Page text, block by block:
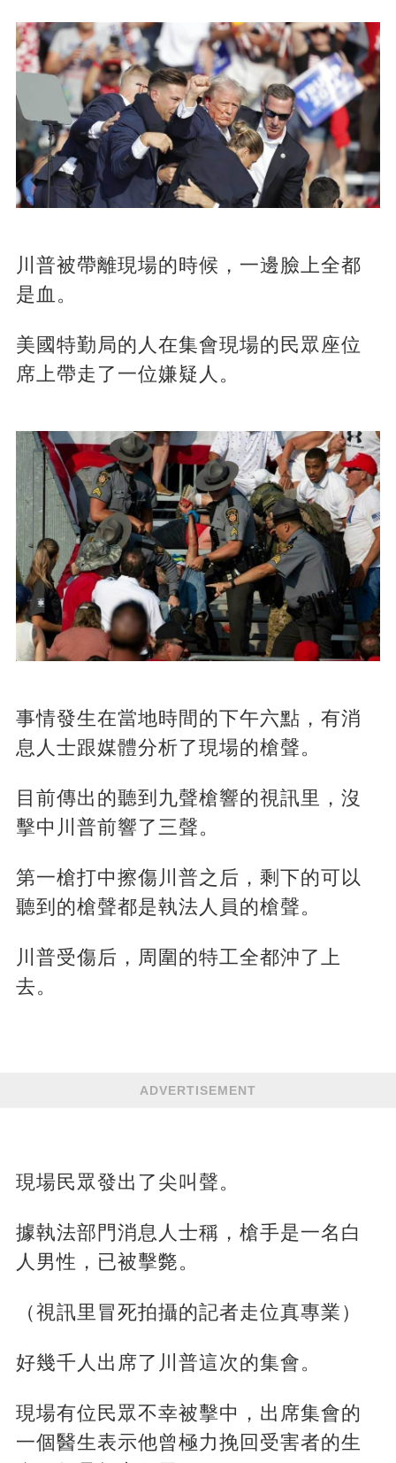
川普被帶離現場的時候，一邊臉上全都
是血。
美國特勤局的人在集會現場的民眾座位
席上帶走了一位嫌疑人。
事情發生在當地時間的下午六點，有消
息人士跟媒體分析了現場的槍聲。
目前傳出的聽到九聲槍響的視訊里，沒
擊中川普前響了三聲。
第一槍打中擦傷川普之后，剩下的可以
聽到的槍聲都是執法人員的槍聲。
川普受傷后，周圍的特工全都沖了上
去。
ADVERTISEMENT
現場民眾發出了尖叫聲。
據執法部門消息人士稱，槍手是一名白
人男性，已被擊斃。
（視訊里冒死拍攝的記者走位真專業）
好幾千人出席了川普這次的集會。
現場有位民眾不幸被擊中，出席集會的
一個醫生表示他曾極力挽回受害者的生